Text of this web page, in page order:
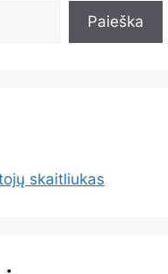
Paieška